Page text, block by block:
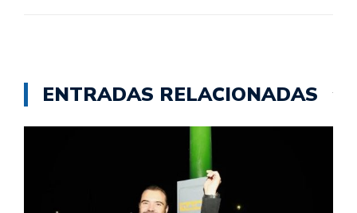
ENTRADAS RELACIONADAS